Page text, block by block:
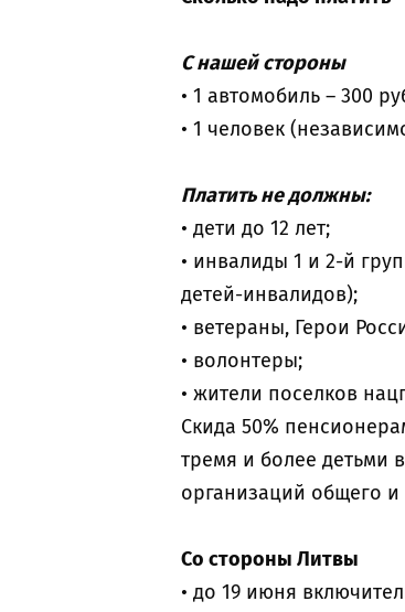
С нашей стороны
• 1 автомобиль – 300
• 1 человек
Платить не должны:
• дети до 12 лет;
• инвалиды 1 и 2-й
детей-инвалидов);
• ветераны, Герои
• волонтеры;
• жители поселков
Скида 50%
тремя и более детьми
организаций общего
Со стороны Литвы
• до 19 июня